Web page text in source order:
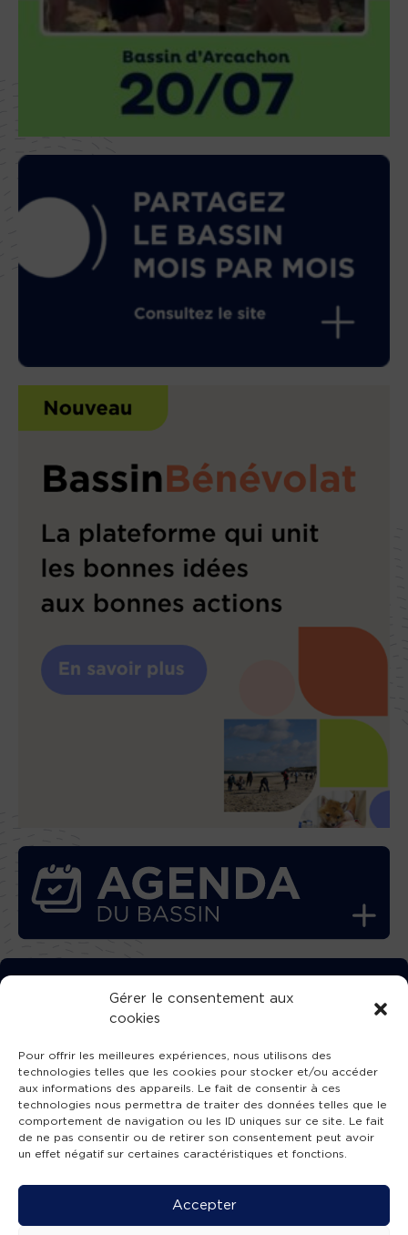
Gérer le consentement aux
cookies
Pour offrir les meilleures expériences, nous utilisons des
technologies telles que les cookies pour stocker et/ou accéder
aux informations des appareils. Le fait de consentir à ces
technologies nous permettra de traiter des données telles que le
comportement de navigation ou les ID uniques sur ce site. Le fait
de ne pas consentir ou de retirer son consentement peut avoir
un effet négatif sur certaines caractéristiques et fonctions.
Accepter
TÉLÉCHARGEZ GRATUITEMENT
L’APPLICATION TVBA !
SUIVEZ-NOUS !
Mentions légales-Accessibilité